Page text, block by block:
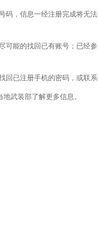
码，信息一经注册完成将无
可能的找回已有账号；已经
回已注册手机的密码，或联
武装部了解更多信息。